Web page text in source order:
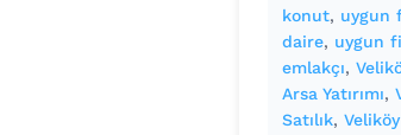
konut, uygun
daire, uygun
emlakçı,
Arsa Yatırımı,
Satılık,